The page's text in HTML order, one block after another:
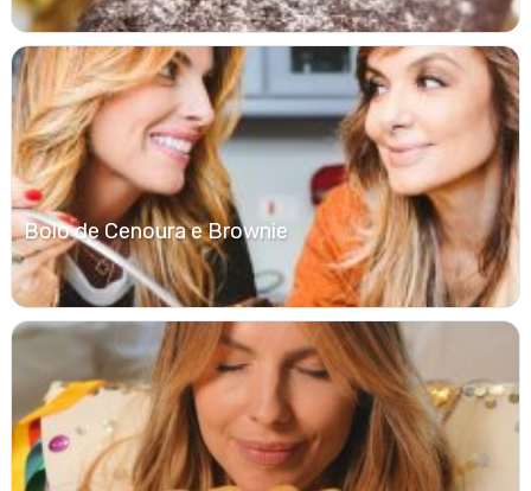
Bolo de Cenoura e Brownie